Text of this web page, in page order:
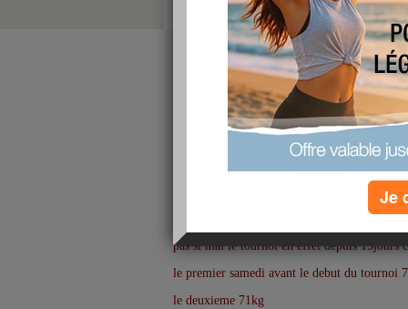
pas si mal le tournoi en effet depuis 15jours
le premier samedi avant le debut du tournoi
le deuxieme 71kg
Je